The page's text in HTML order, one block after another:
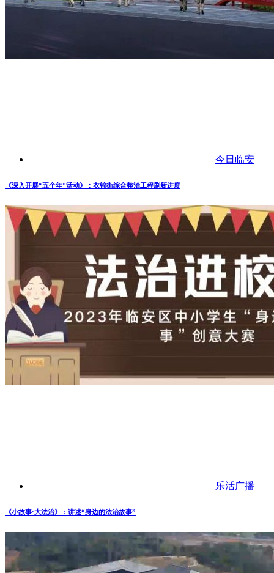
今日临安
《深入开展“五个年”活动》：衣锦街综合整治工程刷新进度
乐活广播
《小故事·大法治》：讲述“身边的法治故事”